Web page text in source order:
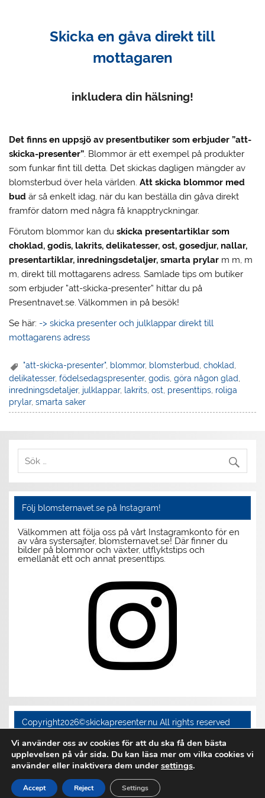
Skicka en gåva direkt till
mottagaren
inkludera din hälsning!
Det finns en uppsjö av presentbutiker som erbjuder ”att-
skicka-presenter” . Blommor är ett exempel på produkter
som funkar fint till detta. Det skickas dagligen mängder av
blomsterbud över hela världen.Att skicka blommor med
bud är så enkelt idag, när du kan beställa din gåva direkt
framför datorn med några få knapptryckningar.
Förutom blommor kan duskicka presentartiklar som
choklad, godis, lakrits, delikatesser, ost, gosedjur, nallar,
presentartiklar, inredningsdetaljer, smarta prylar m m, m
m, direkt till mottagarens adress. Samlade tips om butiker
som erbjuder ”att-skicka-presenter” hittar du på
Presentnavet.se. Välkommen in på besök!
Se här: -> skicka presenter och julklappar direkt till
mottagarens adress
"att-skicka-presenter", blommor, blomsterbud,choklad,
delikatesser,födelsedagspresenter,godis ,göra någon glad
inredningsdetaljer, julklappar, lakrits ,ost presenttips roliga
prylar,smarta saker
Följ blomsternavet.se på Instagram!
Välkommen att följa oss på vårt Instagramkonto för en
av våra systersajter, blomsternavet.se! Där finner du
bilder på blommor och växter, utflyktstips och
emellanåt ett och annat presenttips.
Copyright2026©skickapresenter.nu All rights reserved
WordPress-tema: Smartline av ThemeZee.
Vi använder oss av cookies för att du ska få den bästa
upplevelsen på vår sida. Du kan läsa mer om vilka cookies vi
använder eller inaktivera dem under settings.
Accept Reject Settings